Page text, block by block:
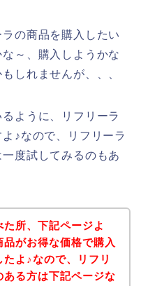
の商品を購入したい
～、購入しようかな
しれませんが、、、
ように、リフリーラ
♪なので、リフリーラ
度試してみるのもあ
所、下記ページよ
品がお得な価格で購入
よ♪なので、リフリ
ある方は下記ページな